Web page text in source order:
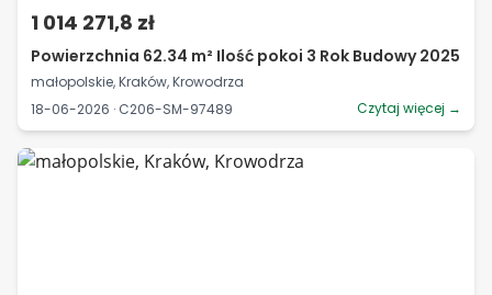
1 014 271,8 zł
Powierzchnia 62.34 m² Ilość pokoi 3 Rok Budowy 2025
małopolskie, Kraków, Krowodrza
18-06-2026 · C206-SM-97489
Czytaj więcej →